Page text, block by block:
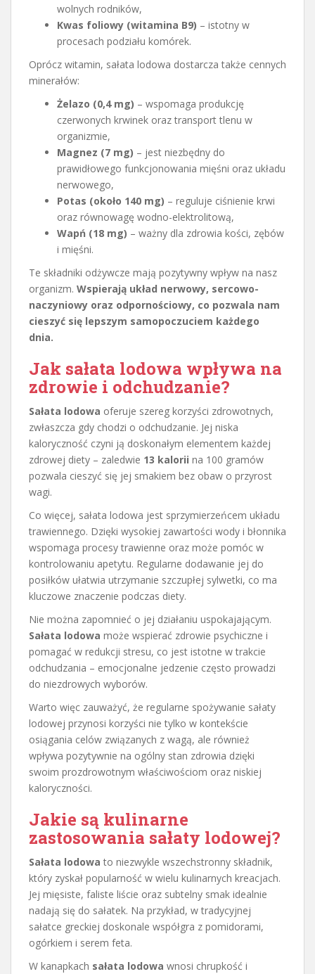
wolnych rodników,
Kwas foliowy (witamina B9) – istotny w
procesach podziału komórek.
Oprócz witamin, sałata lodowa dostarcza także cennych
minerałów:
Żelazo (0,4 mg) – wspomaga produkcję
czerwonych krwinek oraz transport tlenu w
organizmie,
Magnez (7 mg) – jest niezbędny do
prawidłowego funkcjonowania mięśni oraz układu
nerwowego,
Potas (około 140 mg) – reguluje ciśnienie krwi
oraz równowagę wodno-elektrolitową,
Wapń (18 mg) – ważny dla zdrowia kości, zębów
i mięśni.
Te składniki odżywcze mają pozytywny wpływ na nasz
organizm. Wspierają układ nerwowy, sercowo-
naczyniowy oraz odpornościowy, co pozwala nam
cieszyć się lepszym samopoczuciem każdego
dnia.
Jak sałata lodowa wpływa na
zdrowie i odchudzanie?
Sałata lodowa oferuje szereg korzyści zdrowotnych,
zwłaszcza gdy chodzi o odchudzanie. Jej niska
kaloryczność czyni ją doskonałym elementem każdej
zdrowej diety – zaledwie 13 kalorii na 100 gramów
pozwala cieszyć się jej smakiem bez obaw o przyrost
wagi.
Co więcej, sałata lodowa jest sprzymierzeńcem układu
trawiennego. Dzięki wysokiej zawartości wody i błonnika
wspomaga procesy trawienne oraz może pomóc w
kontrolowaniu apetytu. Regularne dodawanie jej do
posiłków ułatwia utrzymanie szczupłej sylwetki, co ma
kluczowe znaczenie podczas diety.
Nie można zapomnieć o jej działaniu uspokajającym.
Sałata lodowa może wspierać zdrowie psychiczne i
pomagać w redukcji stresu, co jest istotne w trakcie
odchudzania – emocjonalne jedzenie często prowadzi
do niezdrowych wyborów.
Warto więc zauważyć, że regularne spożywanie sałaty
lodowej przynosi korzyści nie tylko w kontekście
osiągania celów związanych z wagą, ale również
wpływa pozytywnie na ogólny stan zdrowia dzięki
swoim prozdrowotnym właściwościom oraz niskiej
kaloryczności.
Jakie są kulinarne
zastosowania sałaty lodowej?
Sałata lodowa to niezwykle wszechstronny składnik,
który zyskał popularność w wielu kulinarnych kreacjach.
Jej mięsiste, faliste liście oraz subtelny smak idealnie
nadają się do sałatek. Na przykład, w tradycyjnej
sałatce greckiej doskonale współgra z pomidorami,
ogórkiem i serem feta.
W kanapkach sałata lodowa wnosi chrupkość i